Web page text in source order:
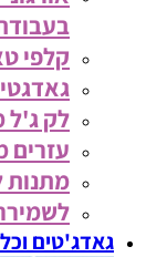
קלפי
לק ג'ל
עזרים
מתנות
גאדג'טים